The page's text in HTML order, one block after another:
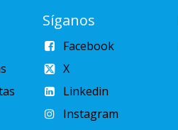
Síganos
Facebook
X
Linkedin
Instagram